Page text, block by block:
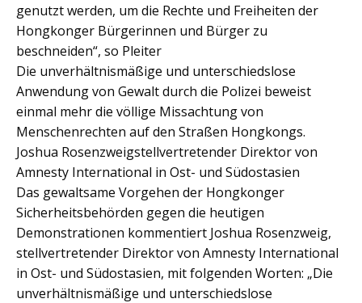
genutzt werden, um die Rechte und Freiheiten der
Hongkonger Bürgerinnen und Bürger zu
beschneiden“, so Pleiter
Die unverhältnismäßige und unterschiedslose
Anwendung von Gewalt durch die Polizei beweist
einmal mehr die völlige Missachtung von
Menschenrechten auf den Straßen Hongkongs.
Joshua Rosenzweigstellvertretender Direktor von
Amnesty International in Ost- und Südostasien
Das gewaltsame Vorgehen der Hongkonger
Sicherheitsbehörden gegen die heutigen
Demonstrationen kommentiert Joshua Rosenzweig,
stellvertretender Direktor von Amnesty International
in Ost- und Südostasien, mit folgenden Worten: „Die
unverhältnismäßige und unterschiedslose